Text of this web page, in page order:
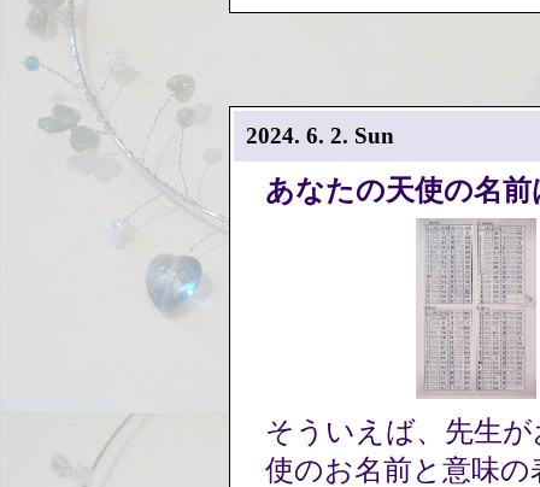
2024. 6. 2. Sun
あなたの天使の名前
そういえば、先生
使のお名前と意味